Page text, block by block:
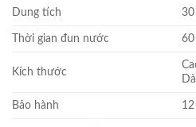
Dung tích
Thời gian đun nước
Kích thước
Bảo hành